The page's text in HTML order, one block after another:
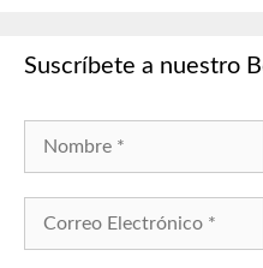
Suscríbete a nuestro